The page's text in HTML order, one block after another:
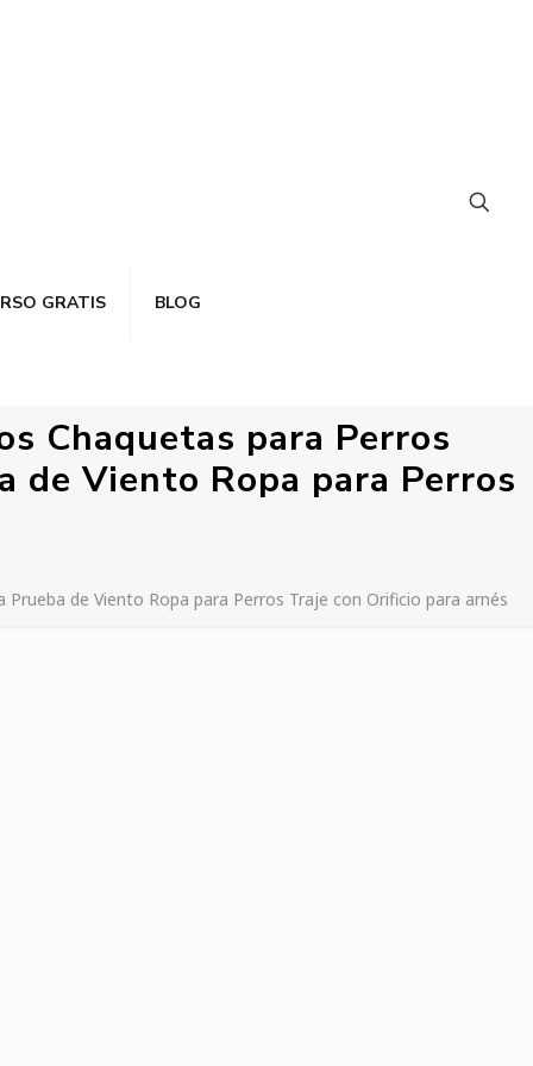
GRATIS BLOG
Chaquetas para Perros
de Viento Ropa para Perros
de Viento Ropa para Perros Traje con Orificio para arnés